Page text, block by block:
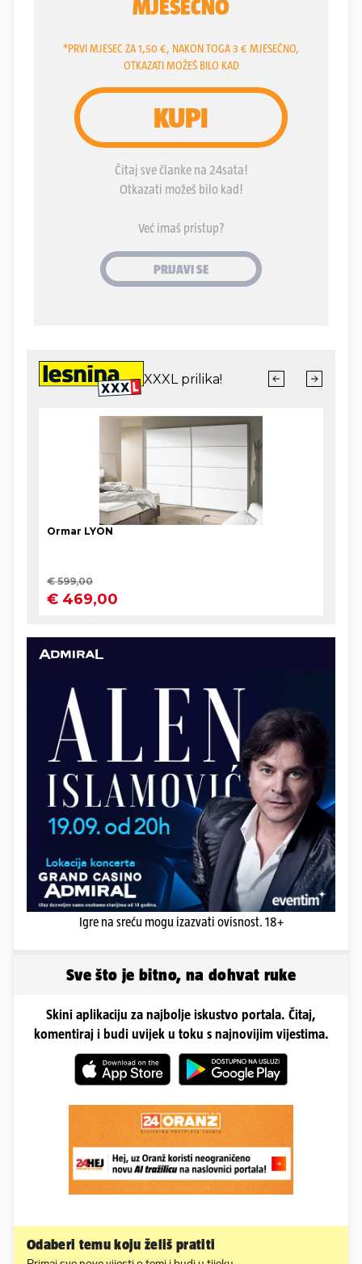
Igre na sreću mogu izazvati ovisnost. 18+
Sve što je bitno, na dohvat ruke
Skini aplikaciju za najbolje iskustvo portala. Čitaj,
komentiraj i budi uvijek u toku s najnovijim vijestima.
Odaberi temu koju želiš pratiti